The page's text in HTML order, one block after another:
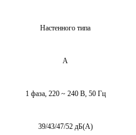
Настенного типа
А
1 фаза, 220 ~ 240 В, 50 Гц
39/43/47/52 дБ(А)